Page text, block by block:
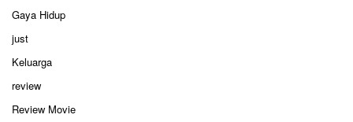
Gaya Hidup
just
Keluarga
review
Review Movie